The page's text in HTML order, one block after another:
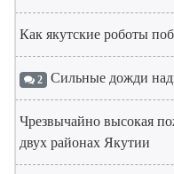
Как якутские роботы
2 Сильные дожди
Чрезвычайно высокая
двух районах Якутии